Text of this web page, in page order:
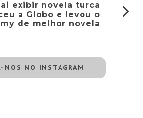
exibir novela turca
a Globo e levou o
de melhor novela
NOS NO INSTAGRAM